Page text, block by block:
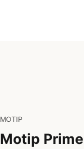
MOTIP
Motip